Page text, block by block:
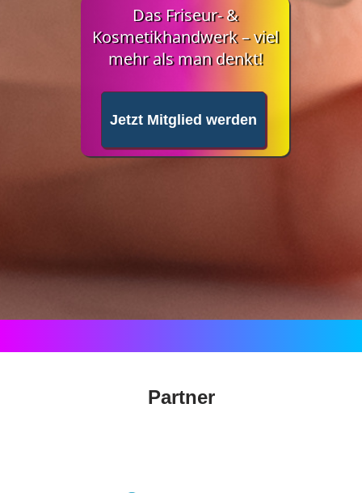
Das Friseur- &
Kosmetikhandwerk – viel
mehr als man denkt!
Jetzt Mitglied werden
Partner